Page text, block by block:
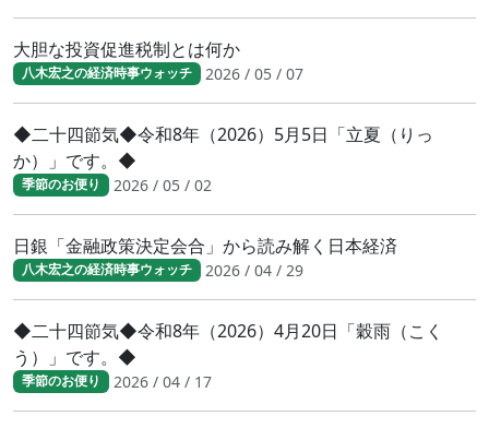
大胆な投資促進税制とは何か
八木宏之の経済時事ウォッチ 2026 / 05 / 07
◆二十四節気◆令和8年（2026）5月5日「立夏（りっ
か）」です。◆
季節のお便り 2026 / 05 / 02
日銀「金融政策決定会合」から読み解く日本経済
八木宏之の経済時事ウォッチ 2026 / 04 / 29
◆二十四節気◆令和8年（2026）4月20日「穀雨（こく
う）」です。◆
季節のお便り 2026 / 04 / 17